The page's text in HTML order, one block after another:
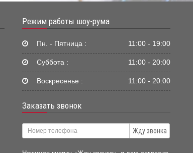
Режим работы шоу-рума
Пн. - Пятница : 11:00 - 19:00
Суббота : 11:00 - 20:00
Воскресенье : 11:00 - 20:00
Заказать звонок
Жду звонка